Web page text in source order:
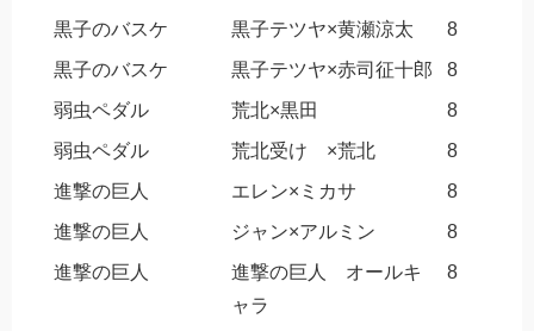
黒子のバスケ
黒子テツヤ×黄瀬涼太
8
黒子のバスケ
黒子テツヤ×赤司征十郎
8
弱虫ペダル
荒北×黒田
8
弱虫ペダル
荒北受け ×荒北
8
進撃の巨人
エレン×ミカサ
8
進撃の巨人
ジャン×アルミン
8
進撃の巨人
進撃の巨人 オールキ
ャラ
8